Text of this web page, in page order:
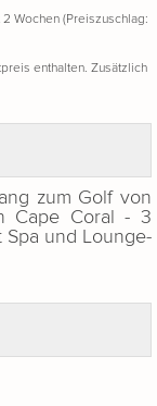
Wochen (Preiszuschlag:
enthalten. Zusätzlich
zum Golf von
Cape Coral - 3
Spa und Lounge-